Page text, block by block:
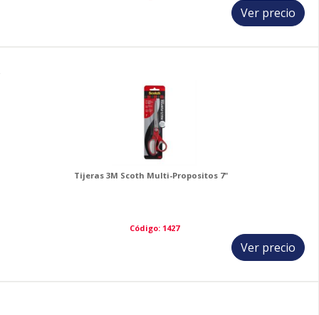
Ver precio
Tijeras 3M Scoth Multi-Propositos 7"
Código: 1427
Ver precio